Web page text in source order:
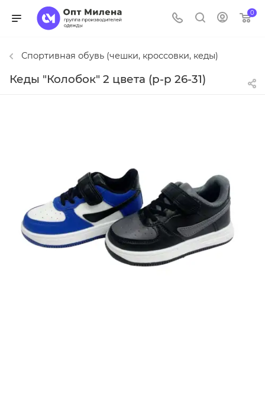
0
Спортивная обувь (чешки, кроссовки, кеды)
Кеды "Колобок" 2 цвета (р-р 26-31)